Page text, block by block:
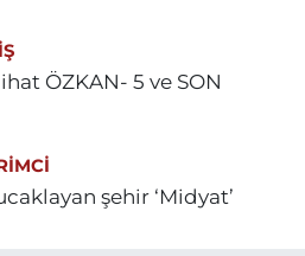
Doktor Nihat ÖZKAN- 5 ve SON
şehir ‘Midyat’